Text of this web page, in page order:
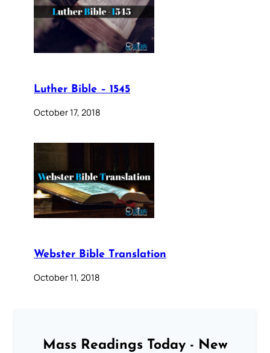
Luther Bible – 1545
October 17, 2018
Webster Bible Translation
October 11, 2018
Mass Readings Today - New